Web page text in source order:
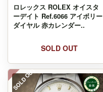
ロレックス ROLEX オイスタ
ーデイト Ref.6066 アイボリー
ダイヤル 赤カレンダー..
SOLD OUT
SOLD OUT